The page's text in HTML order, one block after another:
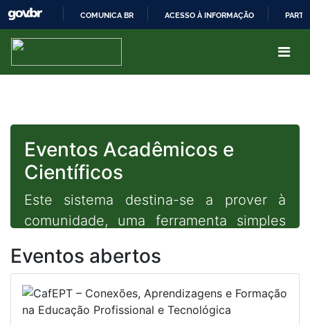
COMUNICA BR ACESSO À INFORMAÇÃO
Eventos Acadêmicos e
Científicos
Este sistema destina-se a prover à
comunidade, uma ferramenta simples
Científicos promovidos pelo Instituto
Federal de Educação, Ciência e
Tecnologia do Acre.
Eventos abertos